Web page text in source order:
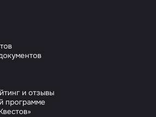
и отзывы
программе